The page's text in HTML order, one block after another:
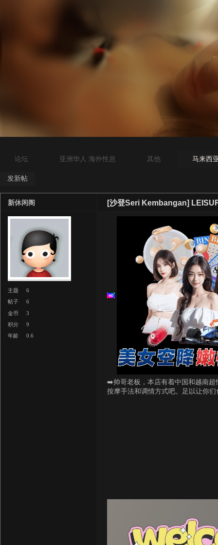
论坛 亚洲华人 海外性息 其他 马来西
发新帖
[沙登Seri Kembangan]
新休闲阁
主题
6
帖子
6
金币
3
积分
9
年龄
0.6
➡️帅哥老板，本店有着中国和越南超
按摩手法和调情方式吧。足以让你